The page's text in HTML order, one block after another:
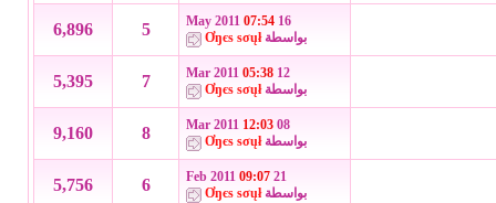
16 May 2011
07:54
بواسطةƠŋєѕ ѕσųł
5
6,896
12 Mar 2011
05:38
بواسطةƠŋєѕ ѕσųł
7
5,395
08 Mar 2011
12:03
بواسطةƠŋєѕ ѕσųł
8
9,160
21 Feb 2011
09:07
بواسطةƠŋєѕ ѕσųł
6
5,756